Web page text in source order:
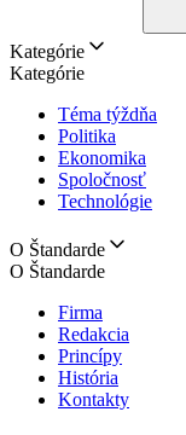
Kategórie
Kategórie
Téma týždňa
Politika
Ekonomika
Spoločnosť
Technológie
O Štandarde
O Štandarde
Firma
Redakcia
Princípy
História
Kontakty